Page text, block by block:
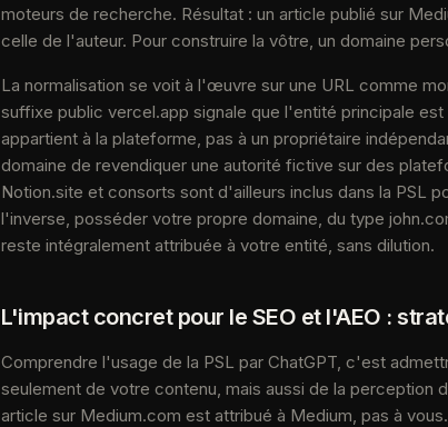
moteurs de recherche. Résultat : un article publié sur
celle de l'auteur. Pour construire la vôtre, un domaine
La normalisation se voit à l'œuvre sur une URL comme
suffixe public vercel.app signale que l'entité principale
appartient à la plateforme, pas à un propriétaire
domaine de revendiquer une autorité fictive sur des
Notion.site et consorts sont d'ailleurs inclus dans la PSL
l'inverse, posséder votre propre domaine, du type
reste intégralement attribuée à votre entité, sans dilution.
L'impact concret pour le SEO et l'AEO :
Comprendre l'usage de la PSL par ChatGPT, c'est
seulement de votre contenu, mais aussi de la perception
article sur Medium.com est attribué à Medium, pas à